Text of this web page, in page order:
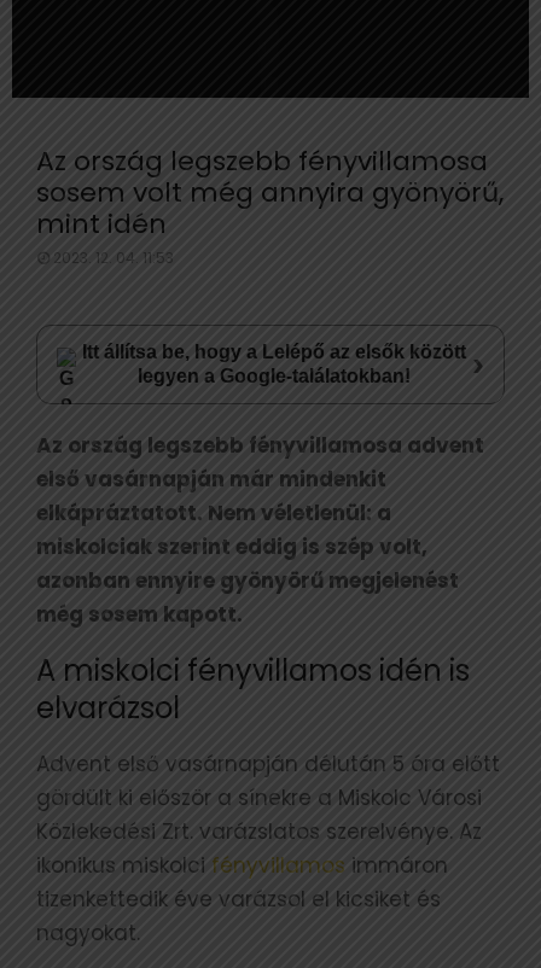
Az ország legszebb fényvillamosa
sosem volt még annyira gyönyörű,
mint idén
2023. 12. 04. 11:53
Itt állítsa be, hogy a Lelépő az elsők között
legyen a Google-találatokban!
›
Az ország legszebb fényvillamosa advent
első vasárnapján már mindenkit
elkápráztatott. Nem véletlenül: a
miskolciak szerint eddig is szép volt,
azonban ennyire gyönyörű megjelenést
még sosem kapott.
A miskolci fényvillamos idén is
elvarázsol
Advent első vasárnapján délután 5 óra előtt
gördült ki először a sínekre a Miskolc Városi
Közlekedési Zrt. varázslatos szerelvénye. Az
ikonikus miskolci fényvillamos immáron
tizenkettedik éve varázsol el kicsiket és
nagyokat.